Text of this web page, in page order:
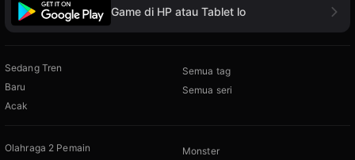
Game di HP atau Tablet lo
Sedang Tren
Baru
Acak
Semua tag
Semua seri
Olahraga 2 Pemain
Monster